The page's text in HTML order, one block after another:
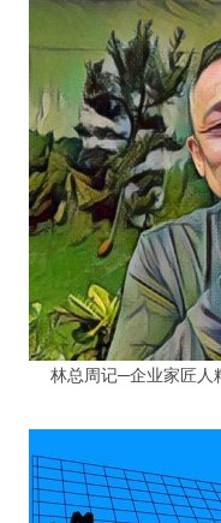
林总周记─企业家匠人